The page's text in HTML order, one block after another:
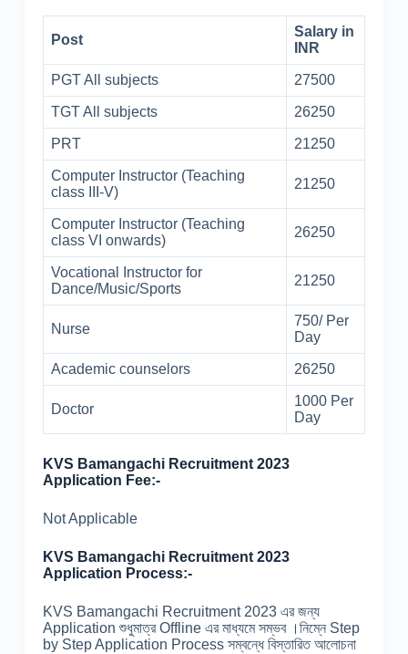
Post
Salary in
INR
PGT All subjects 27500
TGT All subjects 26250
PRT 21250
Computer Instructor (Teaching
class III-V)
21250
Computer Instructor (Teaching
class VI onwards)
26250
Vocational Instructor for
Dance/Music/Sports
21250
Nurse
750/ Per
Day
Academic counselors 26250
Doctor
1000 Per
Day
KVS Bamangachi Recruitment 2023
Application Fee:-
Not Applicable
KVS Bamangachi Recruitment 2023
Application Process:-
KVS Bamangachi Recruitment 2023 এর জন্য
Application শুধুমাত্র Offline এর মাধ্যমে সম্ভব ।নিম্নে Step
by Step Application Process সম্বন্ধে বিস্তারিত আলোচনা